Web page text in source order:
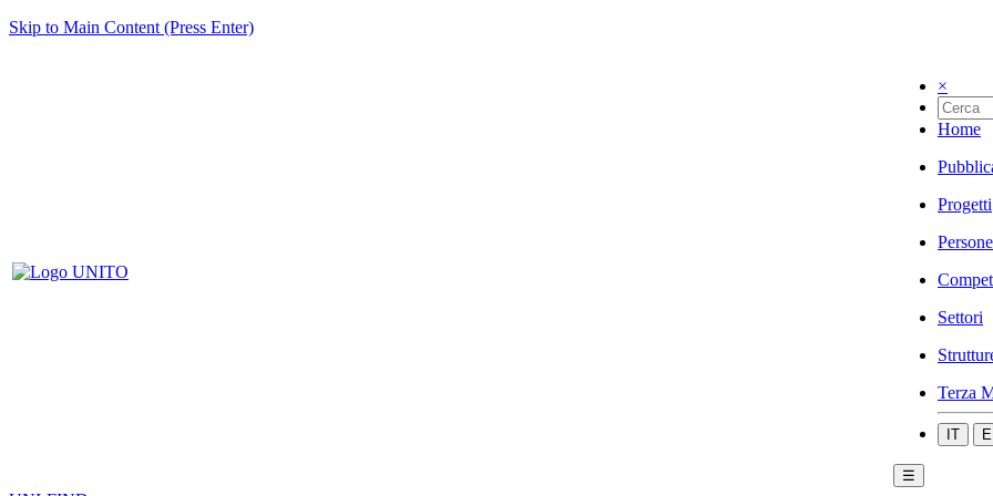
Skip to Main Content (Press Enter)
×
Home
Progetti
Persone
Settori
Terza
IT
☰